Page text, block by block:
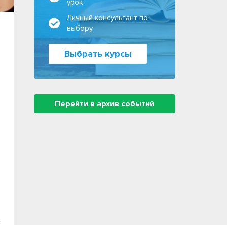
урок
Личный консультант по
выбору
Выбрать курсы
Перейти в архив событий